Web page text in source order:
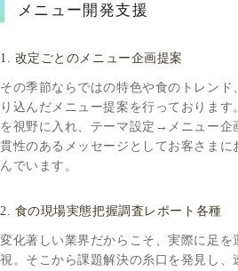
メニュー開発支援
1. 改定ごとのメニュー企画提案
その季節ならではの特色や食のトレンド
り込んだメニュー提案を行っておりま
を視野に入れ、テーマ設定→メニュー
貫性のあるメッセージとしてお客さまに
んでいます。
2. 食の現場実態把握調査レポート各種
変化著しい業界だからこそ、実際に足
視。そこから課題解決の糸口を発見し、